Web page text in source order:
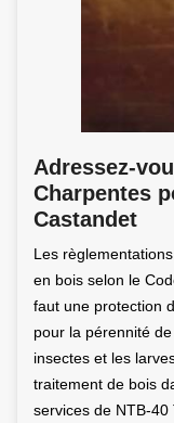
Adressez-
Charpentes
Castandet
Les
en bois selon le
faut une protection
pour la pérennité
insectes et les
traitement de bois
services de NTB-40